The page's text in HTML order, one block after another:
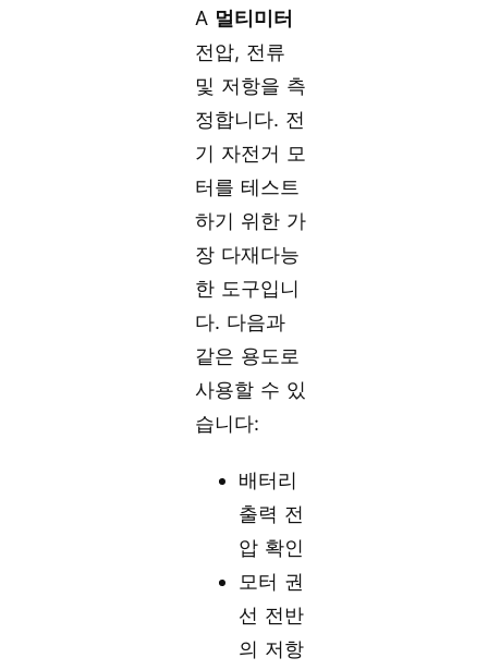
A 멀티미터
전압, 전류
및 저항을 측
정합니다. 전
기 자전거 모
터를 테스트
하기 위한 가
장 다재다능
한 도구입니
다. 다음과
같은 용도로
사용할 수 있
습니다:
배터리
출력 전
압 확인
모터 권
선 전반
의 저항